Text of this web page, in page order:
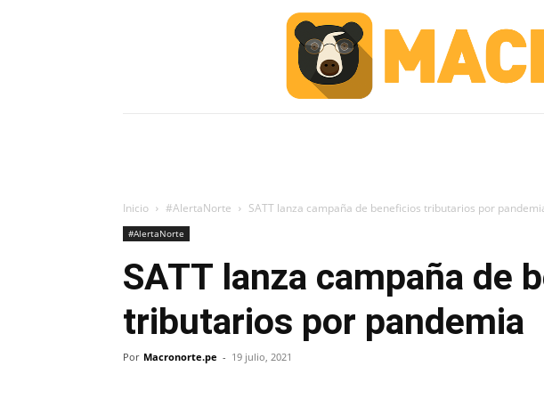
Inicio #AlertaNorte SATT lanza campaña de beneficios tributarios por
#AlertaNorte
SATT lanza campaña de
tributarios por pandemia
Por Macronorte.pe - 19 julio, 2021